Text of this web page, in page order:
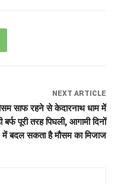
NEXT ARTICLE
साफ रहने से केदारनाथ धाम में
बर्फ पूरी तरह पिघली, आगामी दिनों
में बदल सकता है मौसम का मिजाज